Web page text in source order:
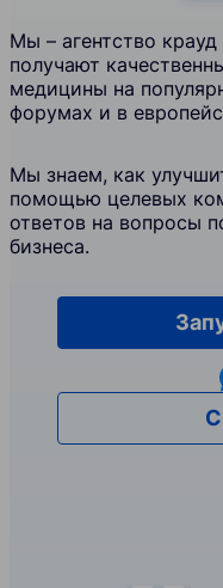
Мы – агентство
получают
медицины на
форумах и в
Мы знаем, как
помощью целевых
ответов на вопросы
бизнеса.